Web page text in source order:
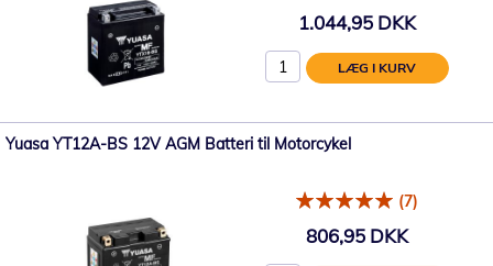
1.044,95 DKK
LÆG I KURV
Yuasa YT12A-BS 12V AGM Batteri til Motorcykel
(7)
806,95 DKK